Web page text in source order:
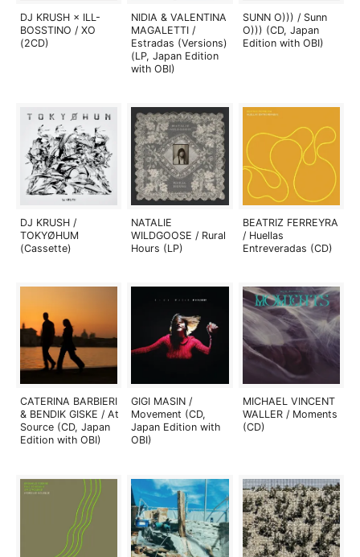
DJ KRUSH × ILL-
BOSSTINO / XO
(2CD)
NIDIA & VALENTINA
MAGALETTI /
Estradas (Versions)
(LP, Japan Edition
with OBI)
SUNN O))) / Sunn
O))) (CD, Japan
Edition with OBI)
DJ KRUSH /
TOKYØHUM
(Cassette)
NATALIE
WILDGOOSE / Rural
Hours (LP)
BEATRIZ FERREYRA
/ Huellas
Entreveradas (CD)
CATERINA BARBIERI
& BENDIK GISKE / At
Source (CD, Japan
Edition with OBI)
GIGI MASIN /
Movement (CD,
Japan Edition with
OBI)
MICHAEL VINCENT
WALLER / Moments
(CD)